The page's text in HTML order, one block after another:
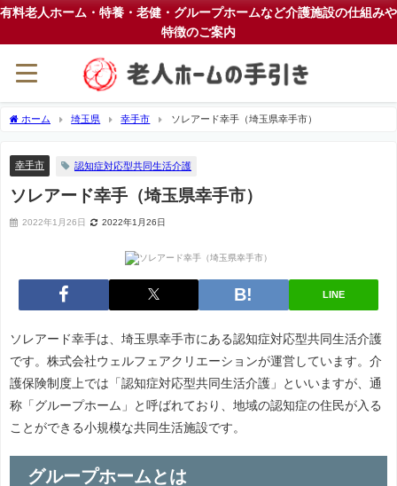
有料老人ホーム・特養・老健・グループホームなど介護施設の仕組みや
特徴のご案内
ホーム 埼玉県 幸手市 ソレアード幸手（埼玉県幸手市）
幸手市 認知症対応型共同生活介護
ソレアード幸手（埼玉県幸手市）
2022年1月26日 2022年1月26日
LINE
ソレアード幸手は、埼玉県幸手市にある認知症対応型共同生活介護
です。株式会社ウェルフェアクリエーションが運営しています。介
護保険制度上では「認知症対応型共同生活介護」といいますが、通
称「グループホーム」と呼ばれており、地域の認知症の住民が入る
ことができる小規模な共同生活施設です。
グループホームとは